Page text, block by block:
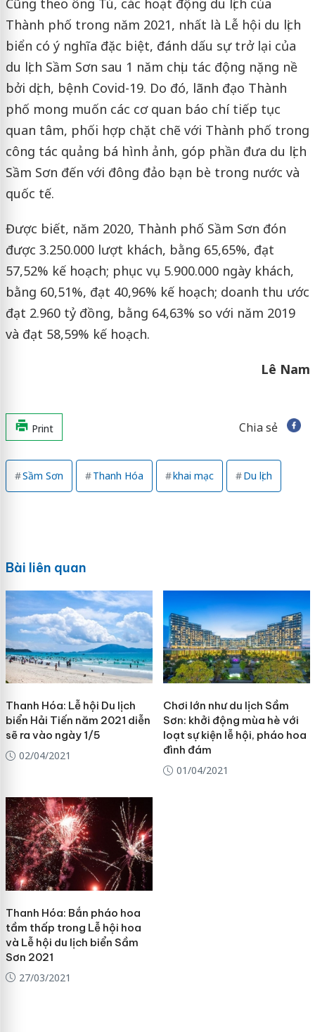
Thành phố trong năm 2021, nhất là Lễ hội du lịch
biển có ý nghĩa đặc biệt, đánh dấu sự trở lại của
du lịch Sầm Sơn sau 1 năm chịu tác động nặng nề
bởi dịch, bệnh Covid-19. Do đó, lãnh đạo Thành
phố mong muốn các cơ quan báo chí tiếp tục
quan tâm, phối hợp chặt chẽ với Thành phố trong
công tác quảng bá hình ảnh, góp phần đưa du lịch
Sầm Sơn đến với đông đảo bạn bè trong nước và
quốc tế.
Được biết, năm 2020, Thành phố Sầm Sơn đón
được 3.250.000 lượt khách, bằng 65,65%, đạt
57,52% kế hoạch; phục vụ 5.900.000 ngày khách,
bằng 60,51%, đạt 40,96% kế hoạch; doanh thu ước
đạt 2.960 tỷ đồng, bằng 64,63% so với năm 2019
và đạt 58,59% kế hoạch.
Lê Nam
Print Chia sẻ
Sầm Sơn Thanh Hóa khai mạc Du lịch
Bài liên quan
Thanh Hóa: Lễ hội Du lịch
biển Hải Tiến năm 2021 diễn
sẽ ra vào ngày 1/5
02/04/2021
Chơi lớn như du lịch Sầm
Sơn: khởi động mùa hè với
loạt sự kiện lễ hội, pháo hoa
đình đám
01/04/2021
Thanh Hóa: Bắn pháo hoa
tầm thấp trong Lễ hội hoa
và Lễ hội du lịch biển Sầm
Sơn 2021
27/03/2021